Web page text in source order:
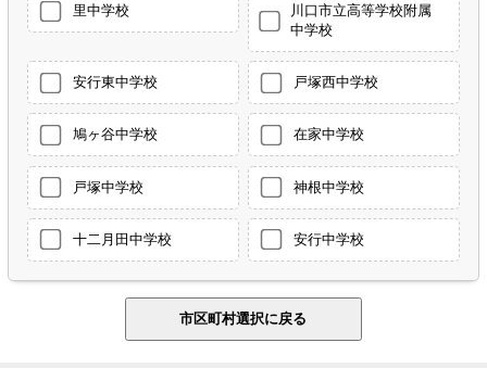
里中学校
川口市立高等学校附属
中学校
安行東中学校 戸塚西中学校
鳩ヶ谷中学校 在家中学校
戸塚中学校 神根中学校
十二月田中学校 安行中学校